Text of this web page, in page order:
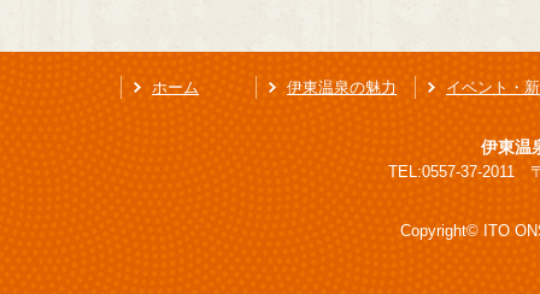
ホーム 伊東温泉の魅力 イベント・
伊東温
TEL:0557-37-2011
Copyright© ITO